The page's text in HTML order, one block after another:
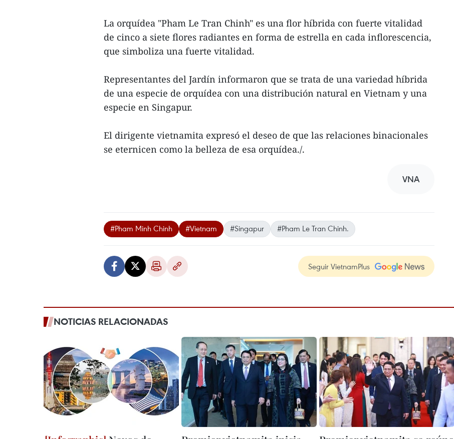
La orquídea "Pham Le Tran Chinh" es una flor híbrida con fuerte vitalidad
de cinco a siete flores radiantes en forma de estrella en cada inflorescencia,
que simboliza una fuerte vitalidad.
Representantes del Jardín informaron que se trata de una variedad híbrida
de una especie de orquídea con una distribución natural en Vietnam y una
especie en Singapur.
El dirigente vietnamita expresó el deseo de que las relaciones binacionales
se eternicen como la belleza de esa orquídea./.
VNA
#Pham Minh Chinh #Vietnam #Singapur #Pham Le Tran Chinh.
Seguir VietnamPlus
NOTICIAS RELACIONADAS